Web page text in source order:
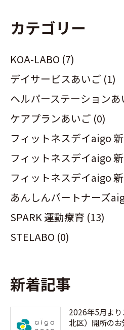
カテゴリー
KOA-LABO (7)
デイサービスあいご (1)
ヘルパーステーションあ
ケアプランあいご (0)
フィットネスデイaigo
フィットネスデイaigo
フィットネスデイaigo
あんしんパートナーズ
SPARK 運動療育 (13)
STELABO (0)
新着記事
2026年5月よ
北区）開所のお